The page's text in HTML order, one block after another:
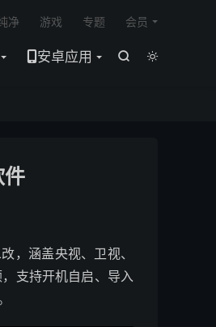


安卓应用
净 游戏 专题 会员
，涵盖央视、卫视、
支持开机自启、导入